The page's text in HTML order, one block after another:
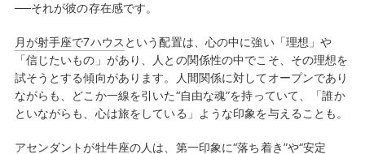
──それが彼の存在感です。
月が射手座で7ハウス という配置は、心の中に強い「理想」や
「信じたいもの」があり、人との関係性の中でこそ、その理想を
試そうとする傾向があります。人間関係に対してオープンであり
ながらも、どこか一線を引いた“自由な魂”を持っていて、「誰か
といながらも、心は旅をしている」ような印象を与えることも。
アセンダントが牡牛座の人は、第一印象に“落ち着き”や“安定